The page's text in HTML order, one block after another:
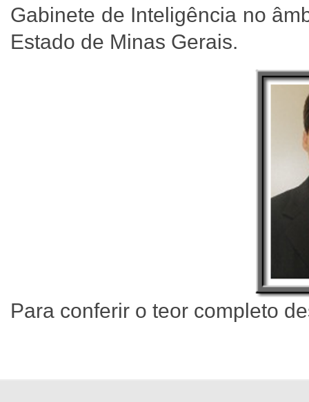
Gabinete de Inteligência no
Estado de Minas Gerais.
Para conferir o teor completo